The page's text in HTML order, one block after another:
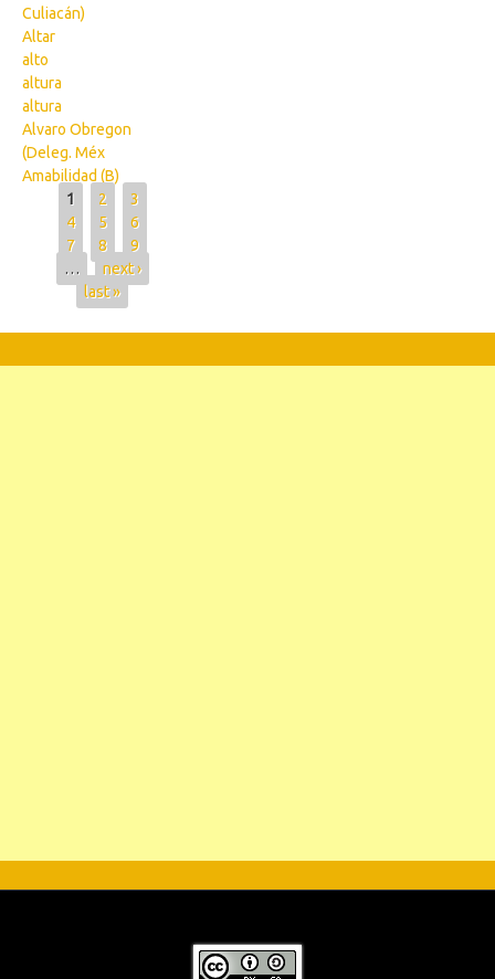
Culiacán)
Altar
alto
altura
altura
Alvaro Obregon
(Deleg. Méx
Amabilidad (B)
Pages
1 2
3
4
5
6
7
8
9
…
next ›
last »